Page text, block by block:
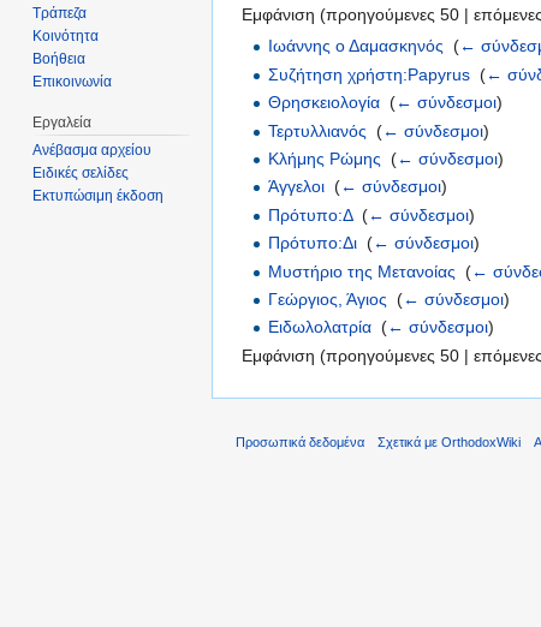
Εμφάνιση (προηγούμενες 50 |
Ιωάννης ο Δαμασκηνός ‎(←
Συζήτηση χρήστη:Papyrus ‎(←
Θρησκειολογία ‎(← σύνδεσμοι)
Τερτυλλιανός ‎(← σύνδεσμοι)
Κλήμης Ρώμης ‎(← σύνδεσμοι)
Άγγελοι ‎(← σύνδεσμοι)
Πρότυπο:Δ‎(← σύνδεσμοι)
Πρότυπο:Δι ‎(← σύνδεσμοι)
Μυστήριο της Μετανοίας ‎(←
Γεώργιος, Άγιος ‎(← σύνδεσμοι)
Ειδωλολατρία ‎(← σύνδεσμοι)
Εμφάνιση (προηγούμενες 50 |
Τράπεζα
Κοινότητα
Βοήθεια
Επικοινωνία
Εργαλεία
Ανέβασμα αρχείου
Ειδικές σελίδες
Εκτυπώσιμη έκδοση
Προσωπικά δεδομένα Σχετικά με OrthodoxWiki